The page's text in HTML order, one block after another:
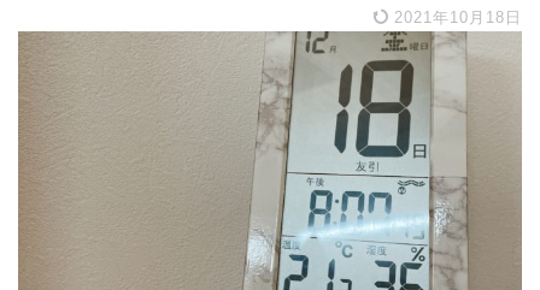
2021年10月18日